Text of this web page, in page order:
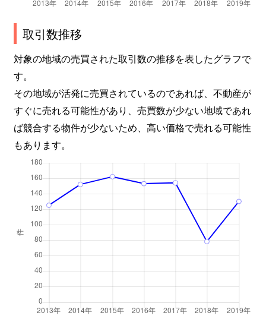
取引数推移
対象の地域の売買された取引数の推移を表したグラフで
す。
その地域が活発に売買されているのであれば、不動産が
すぐに売れる可能性があり、売買数が少ない地域であれ
ば競合する物件が少ないため、高い価格で売れる可能性
もあります。